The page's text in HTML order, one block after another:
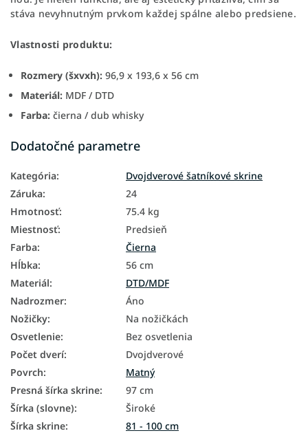
stáva nevyhnutným prvkom každej spálne alebo predsiene.
Vlastnosti produktu:
Rozmery (šxvxh): 96,9 x 193,6 x 56 cm
Materiál: MDF / DTD
Farba: čierna / dub whisky
Dodatočné parametre
Kategória:
Dvojdverové šatníkové skrine
Záruka:
24
Hmotnosť:
75.4 kg
Miestnosť:
Predsieň
Farba:
Čierna
Hĺbka:
56 cm
Materiál:
DTD/MDF
Nadrozmer:
Áno
Nožičky:
Na nožičkách
Osvetlenie:
Bez osvetlenia
Počet dverí:
Dvojdverové
Povrch:
Matný
Presná šírka skrine:
97 cm
Šírka (slovne):
Široké
Šírka skrine:
81 - 100 cm